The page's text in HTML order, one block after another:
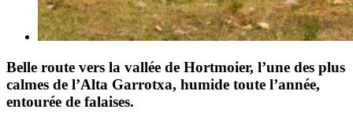
Belle route vers la vallée de Hortmoier, l’une des plus
calmes de l’Alta Garrotxa, humide toute l’année,
entourée de falaises.